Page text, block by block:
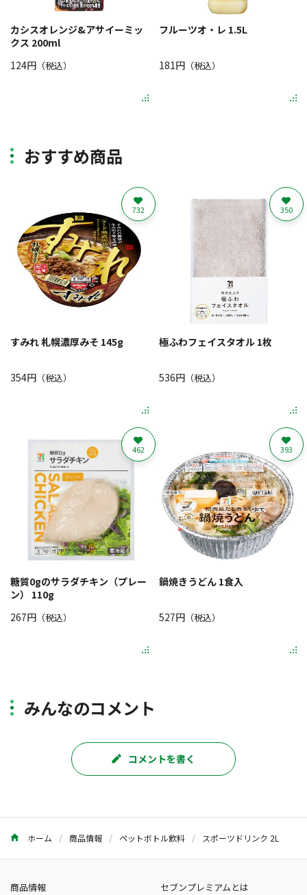
カシスオレンジ&アサイーミッ
クス 200ml
124円 （税込）
フルーツオ・レ 1.5L
181円（税込）
おすすめ商品
すみれ 札幌濃厚みそ 145g
354円 （税込）
732
極ふわフェイスタオル 1枚
536円（税込）
350
糖質0gのサラダチキン（プレー
ン） 110g
267円 （税込）
462
鍋焼きうどん 1食入
527円（税込）
393
みんなのコメント
コメントを書く
ホーム 商品情報 ペットボトル飲料 スポーツドリンク 2L
商品情報 セブンプレミアムとは